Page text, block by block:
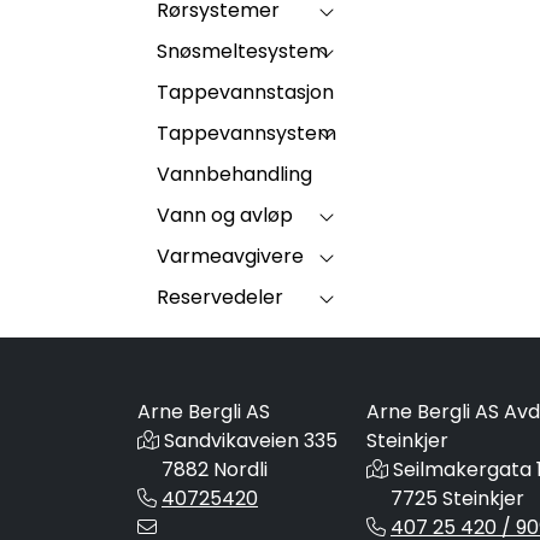
Rørsystemer
Snøsmeltesystem
Tappevannstasjon
Tappevannsystem
Vannbehandling
Vann og avløp
Varmeavgivere
Reservedeler
Arne Bergli AS
Sandvikaveien 335
7882 Nordli
40725420
Arne Bergli AS Avd
Steinkjer
Seilmakergata
7725 Steinkjer
407 25 420 /